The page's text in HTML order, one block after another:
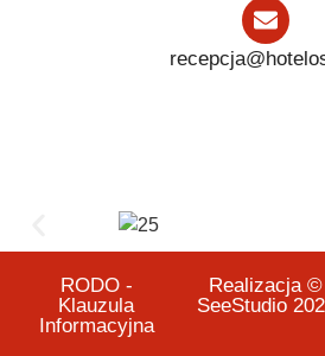
RODO -
Klauzula
Informacyjna
Realizacja ©
SeeStudio